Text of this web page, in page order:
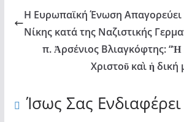
Η Ευρωπαϊκή Ένωση Απαγορεύει
Νίκης κατά της Ναζιστικής
π. Ἀρσένιος Βλιαγκόφτης:
Χριστοῦ καὶ ἡ
Ίσως Σας Ενδιαφέρει